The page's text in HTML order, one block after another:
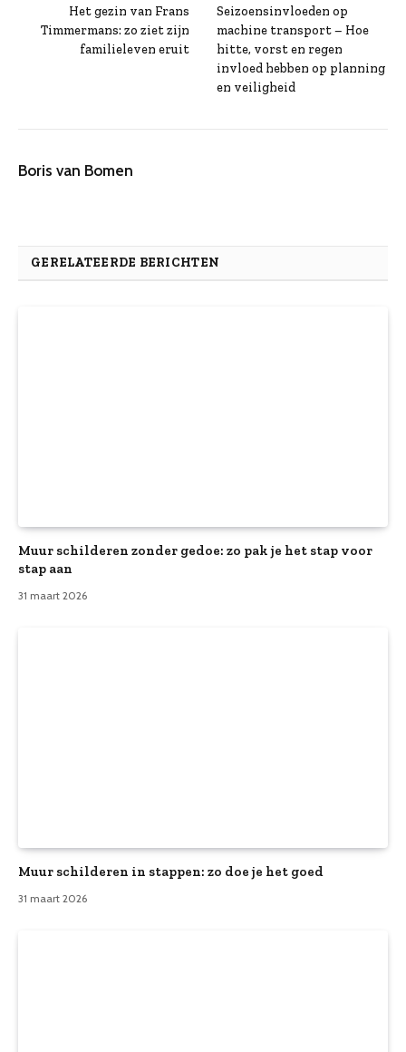
Het gezin van Frans
Timmermans: zo ziet zijn
familieleven eruit
Seizoensinvloeden op
machine transport – Hoe
hitte, vorst en regen
invloed hebben op planning
en veiligheid
Boris van Bomen
GERELATEERDE BERICHTEN
Muur schilderen zonder gedoe: zo pak je het stap voor
stap aan
31 maart 2026
Muur schilderen in stappen: zo doe je het goed
31 maart 2026